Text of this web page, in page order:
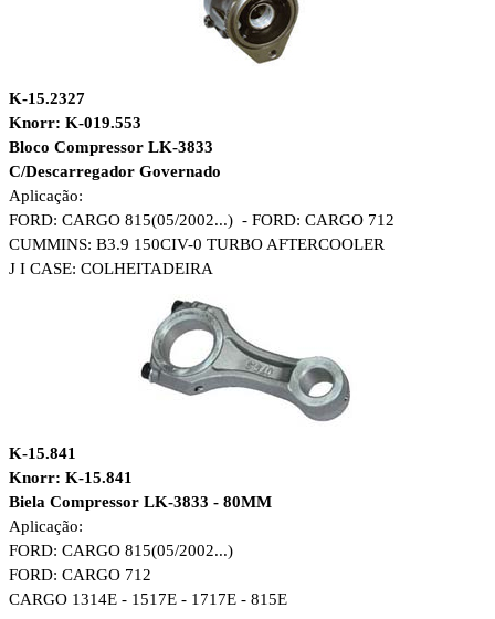
K-15.2327
Knorr: K-019.553
Bloco Compressor LK-3833
C/Descarregador Governado
Aplicação:
FORD: CARGO 815(05/2002...) - FORD: CARGO 712
CUMMINS: B3.9 150CIV-0 TURBO AFTERCOOLER
J I CASE: COLHEITADEIRA
K-15.841
Knorr: K-15.841
Biela Compressor LK-3833 - 80MM
Aplicação:
FORD: CARGO 815(05/2002...)
FORD: CARGO 712
CARGO 1314E - 1517E - 1717E - 815E